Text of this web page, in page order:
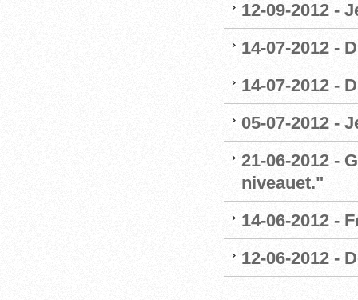
12-09-2012 -
14-07-2012 -
14-07-2012 -
05-07-2012 -
21-06-2012 -
niveauet."
14-06-2012 -
12-06-2012 -